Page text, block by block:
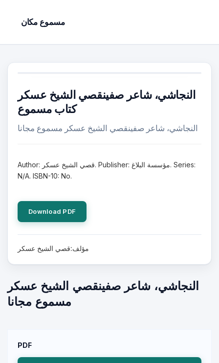
مسموع مكان
النجاشي، شاعر صفينقصي الشيخ عسكر
كتاب مسموع
النجاشي، شاعر صفينقصي الشيخ عسكر مسموع مجانا
Author: قصي الشيخ عسكر. Publisher: مؤسسة البلاغ. Series:
N/A. ISBN-10: No.
Download PDF
مؤلف:قصي الشيخ عسكر
النجاشي، شاعر صفينقصي الشيخ عسكر
مسموع مجانا
PDF